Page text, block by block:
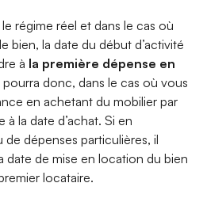
régime réel et dans le cas où
bien, la date du début d’activité
à la première dépense en
pourra donc, dans le cas où vous
en achetant du mobilier par
la date d’achat. Si en
de dépenses particulières, il
date de mise en location du bien
locataire.